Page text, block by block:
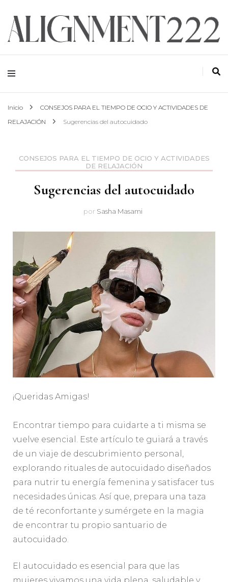
ALIGNMENT 222
Inicio
CONSEJOS PARA EL TIEMPO DE OCIO Y ACTIVIDADES DE
RELAJACIÓN
Sugerencias del autocuidado
CONSEJOS PARA EL TIEMPO DE OCIO Y ACTIVIDADES
DE RELAJACIÓN
Sugerencias del autocuidado
por Sasha Masami
¡Queridas Amigas!
Encontrar tiempo para cuidarte a ti misma se
vuelve esencial. Este artículo te guiará a través
de un viaje de descubrimiento personal,
explorando rituales de autocuidado diseñados
para nutrir tu energía femenina y satisfacer tus
necesidades únicas. Así que, prepara una taza
de té reconfortante y sumérgete en la magia
de encontrar tu propio santuario de
autocuidado.
El autocuidado es esencial para que las